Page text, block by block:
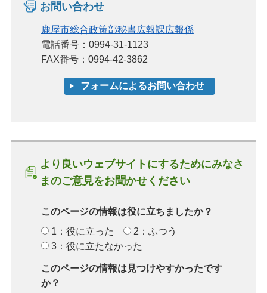
お問い合わせ
鹿屋市総合政策部秘書広報課広報係
電話番号：0994-31-1123
FAX番号：0994-42-3862
より良いウェブサイトにするためにみなさ
まのご意見をお聞かせください
このページの情報は役に立ちましたか？
1：役に立った
2：ふつう
3：役に立たなかった
このページの情報は見つけやすかったです
か？